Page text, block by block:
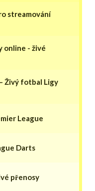
streamování
online - živé
Živý fotbal Ligy
League
Darts
přenosy